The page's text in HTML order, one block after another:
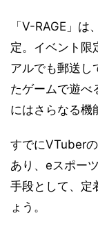
「V-RAGE」
定。イベント限
アルでも郵送し
たゲームで遊べ
にはさらなる機
すでにVTuber
あり、eスポー
手段として、定
ょう。